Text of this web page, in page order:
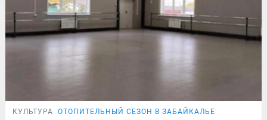
КУЛЬТУРА ОТОПИТЕЛЬНЫЙ СЕЗОН В ЗАБАЙКАЛЬЕ